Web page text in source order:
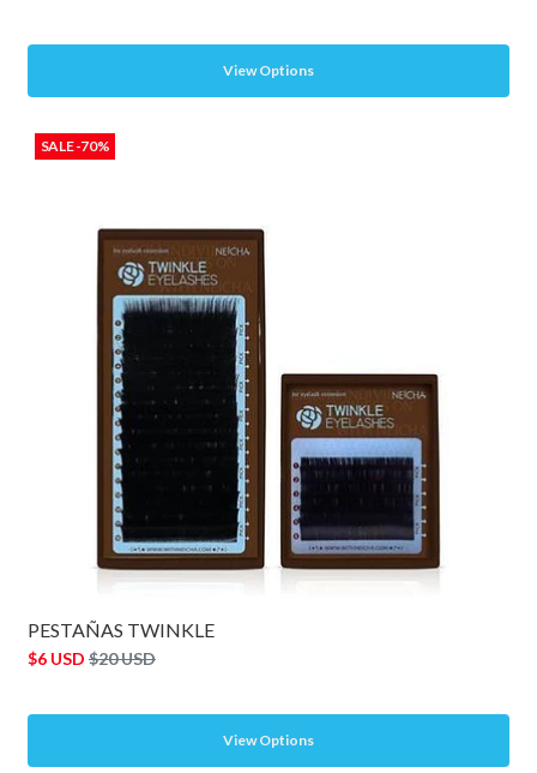
View Options
SALE -70%
PESTAÑAS TWINKLE
$6 USD $20 USD
View Options